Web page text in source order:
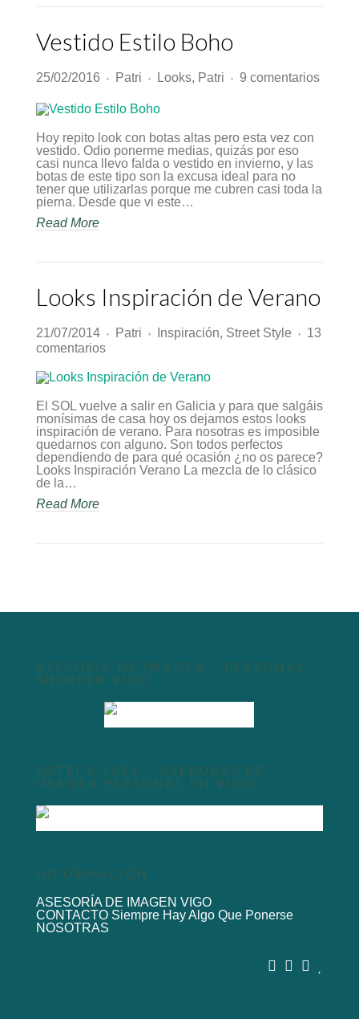
Vestido Estilo Boho
25/02/2016 ♦ Patri ♦ Looks, Patri ♦ 9 comentariosen
Hoy repito look con botas altas pero esta vez con
vestido. Odio ponerme medias, quizás por eso
casi nunca llevo falda o vestido en invierno, y las
botas de este tipo son la excusa ideal para no
tener que utilizarlas porque me cubren casi toda la
pierna. Desde que vi este…
Read More
Looks Inspiración de Verano
21/07/2014 ♦ Patri ♦ Inspiración, Street Style ♦
13
comentariosen
Inspiración
de
Verano
El SOL vuelve a salir en Galicia y para que salgáis
monísimas de casa hoy os dejamos estos looks
inspiración de verano. Para nosotras es imposible
quedarnos con alguno. Son todos perfectos
dependiendo de para qué ocasión ¿no os parece?
Looks Inspiración Verano La mezcla de lo clásico
de la…
Read More
ASESORÍA DE IMAGEN – PERSONAL
SHOPPER VIGO
PATRI Y YAEL – ASERORAS DE
IMAGEN PERSONAL EN VIGO
INFORMACIÓN
ASESORÍA DE IMAGEN VIGO
CONTACTO Siempre Hay Algo Que Ponerse
NOSOTRAS